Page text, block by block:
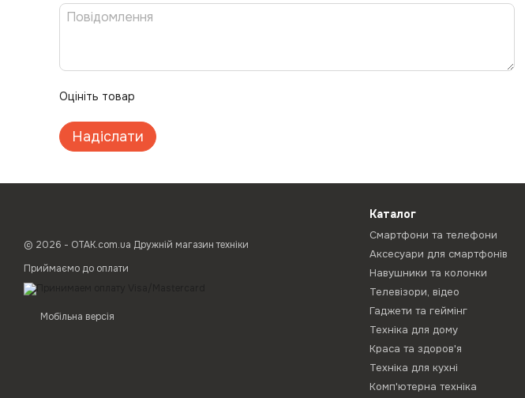
Оцініть товар
Надіслати
© 2026 - ОТАК.com.ua Дружній магазин техніки
Приймаємо до оплати
Мобільна версія
Каталог
Смартфони та телефони
Аксесуари для смартфонів
Навушники та колонки
Телевізори, відео
Гаджети та геймінг
Техніка для дому
Краса та здоров'я
Техніка для кухні
Комп'ютерна техніка